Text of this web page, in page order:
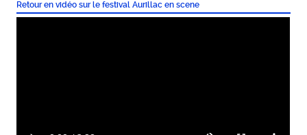
Retour en vidéo sur le festival Aurillac en scene